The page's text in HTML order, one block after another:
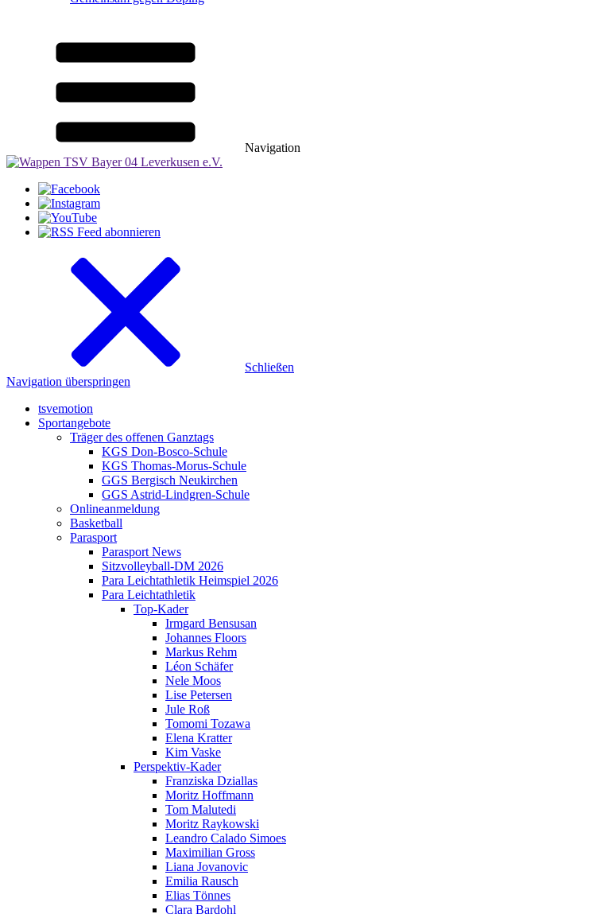
Navigation
Schließen
Navigation überspringen
tsvemotion
Sportangebote
Träger des offenen Ganztags
KGS Don-Bosco-Schule
KGS Thomas-Morus-Schule
GGS Bergisch Neukirchen
GGS Astrid-Lindgren-Schule
Onlineanmeldung
Basketball
Parasport
Parasport News
Sitzvolleyball-DM 2026
Para Leichtathletik Heimspiel 2026
Para Leichtathletik
Top-Kader
Irmgard Bensusan
Johannes Floors
Markus Rehm
Léon Schäfer
Nele Moos
Lise Petersen
Jule Roß
Tomomi Tozawa
Elena Kratter
Kim Vaske
Perspektiv-Kader
Franziska Dziallas
Moritz Hoffmann
Tom Malutedi
Moritz Raykowski
Leandro Calado Simoes
Maximilian Gross
Liana Jovanovic
Emilia Rausch
Elias Tönnes
Clara Bardohl